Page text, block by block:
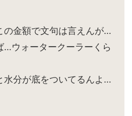
の金額で文句は言えんが…
ウォータークーラーくら
分が底をついてるんよ…